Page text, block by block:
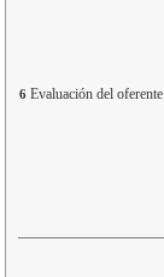
6 Evaluación del oferente